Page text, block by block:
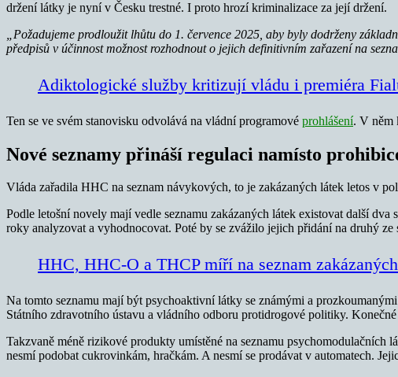
držení látky je nyní v Česku trestné. I proto hrozí kriminalizace za její držení.
„Požadujeme prodloužit lhůtu do 1. července 2025, aby byly dodrženy
předpisů v účinnost možnost rozhodnout o jejich definitivním zařazení na
Adiktologické služby kritizují vládu i premiéra
Ten se ve svém stanovisku odvolává na vládní programové prohlášení. V něm
Nové seznamy přináší regulaci namísto
Vláda zařadila HHC na seznam návykových, to je zakázaných látek letos v
Podle letošní novely mají vedle seznamu zakázaných látek existovat další
roky analyzovat a vyhodnocovat. Poté by se zvážilo jejich přidání na druhý
HHC, HHC-O a THCP míří na seznam
Na tomto seznamu mají být psychoaktivní látky se známými a
Státního zdravotního ústavu a vládního odboru protidrogové politiky.
Takzvaně méně rizikové produkty umístěné na seznamu
nesmí podobat cukrovinkám, hračkám. A nesmí se prodávat v automatech.